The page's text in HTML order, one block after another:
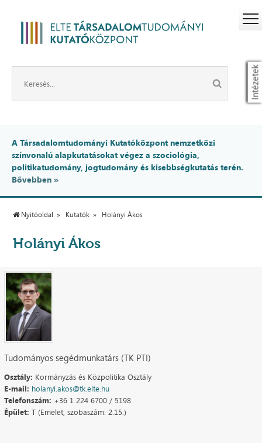
Intézetek
A Társadalomtudományi Kutatóközpont nemzetközi
színvonalú alapkutatásokat végez a szociológia,
politikatudomány, jogtudomány és kisebbségkutatás terén.
Bővebben »
Nyitóoldal Kutatók Holányi Ákos
Holányi Ákos
Tudományos segédmunkatárs (TK PTI)
Osztály: Kormányzás és Közpolitika Osztály
E-mail: holanyi.akos@tk.elte.hu
Telefonszám: +36 1 224 6700 / 5198
Épület: T (Emelet, szobaszám: 2.15.)